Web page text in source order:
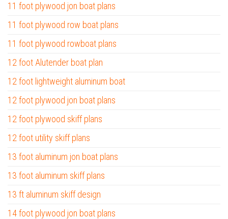
11 foot plywood jon boat plans
11 foot plywood row boat plans
11 foot plywood rowboat plans
12 foot Alutender boat plan
12 foot lightweight aluminum boat
12 foot plywood jon boat plans
12 foot plywood skiff plans
12 foot utility skiff plans
13 foot aluminum jon boat plans
13 foot aluminum skiff plans
13 ft aluminum skiff design
14 foot plywood jon boat plans